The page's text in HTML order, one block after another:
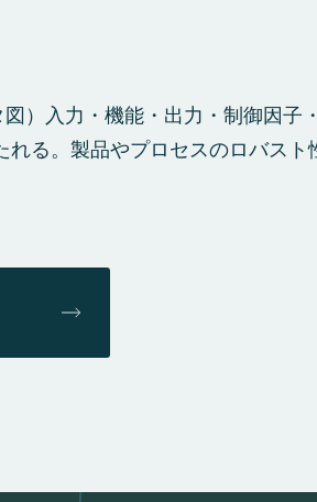
）入力・機能・出力・制御因子
れる。製品やプロセスのロバス